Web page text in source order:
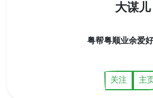
大谋儿
粤帮粤顺业余爱
关注 主页